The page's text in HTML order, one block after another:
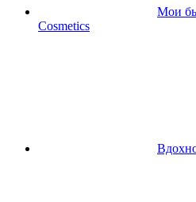
Мои
Cosmetics